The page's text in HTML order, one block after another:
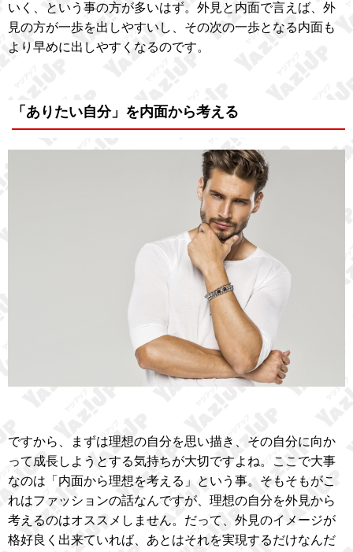
いく、という事の方が多いはず。外見と内面で言えば、外
見の方が一歩を出しやすいし、その次の一歩となる内面も
より早めに出しやすくなるのです。
「ありたい自分」を内面から考える
ですから、まずは理想の自分を思い描き、その自分に向か
って成長しようとする気持ちが大切ですよね。ここで大事
なのは「内面から理想を考える」という事。そもそもがこ
れはファッションの話なんですが、理想の自分を外見から
考えるのはオススメしません。だって、外見のイメージが
格好良く出来ていれば、あとはそれを実現するだけなんだ